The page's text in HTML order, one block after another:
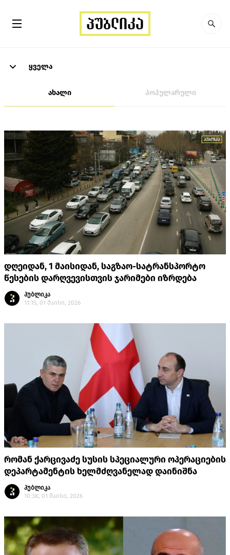
ყველა
ახალი პოპულარული
დღეიდან, 1 მაისიდან, საგზაო-სატრანსპორტო
წესების დარღვევისთვის ჯარიმები იზრდება
პუბლიკა
11:15, 01 მაისი, 2026
რომან ქარცივაძე სუსის სპეციალური ოპერაციების
დეპარტამენტის ხელმძღვანელად დაინიშნა
პუბლიკა
10:38, 01 მაისი, 2026